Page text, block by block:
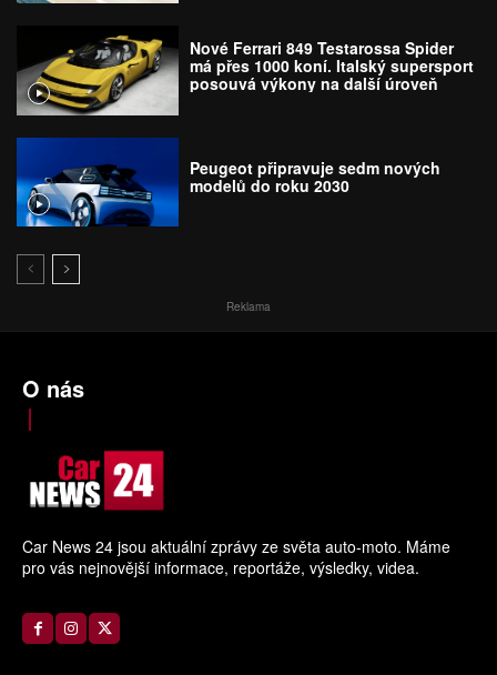
Nové Ferrari 849 Testarossa Spider
má přes 1000 koní. Italský supersport
posouvá výkony na další úroveň
Peugeot připravuje sedm nových
modelů do roku 2030
Reklama
O nás
Car News 24 jsou aktuální zprávy ze světa auto-moto. Máme
pro vás nejnovější informace, reportáže, výsledky, videa.